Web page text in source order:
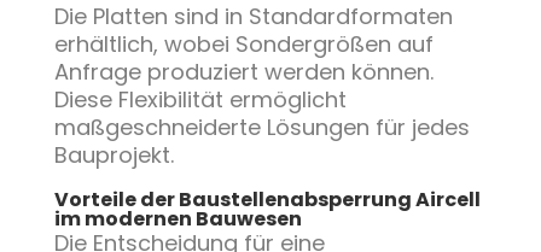
Die Platten sind in Standardformaten
erhältlich, wobei Sondergrößen auf
Anfrage produziert werden können.
Diese Flexibilität ermöglicht
maßgeschneiderte Lösungen für jedes
Bauprojekt.
Vorteile der Baustellenabsperrung Aircell
im modernen Bauwesen
Die Entscheidung für eine